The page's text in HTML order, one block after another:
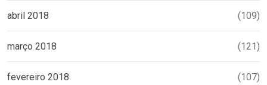
abril 2018 (109)
março 2018 (121)
fevereiro 2018 (107)